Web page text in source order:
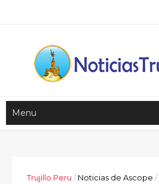
Trujillo Peru / Noticias de Ascope /